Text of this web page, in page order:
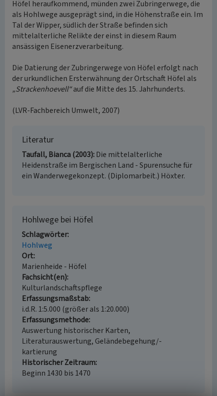
Höfel heraufkommend, münden zwei Zubringerwege, die
als Hohlwege ausgeprägt sind, in die Höhenstraße ein. Im
Tal der Wipper, südlich der Straße befinden sich
mittelalterliche Relikte der einst in diesem Raum
ansässigen Eisenerzverarbeitung.
Die Datierung der Zubringerwege von Höfel erfolgt nach
der urkundlichen Ersterwähnung der Ortschaft Höfel als
„Strackenhoevell“auf die Mitte des 15. Jahrhunderts.
(LVR-Fachbereich Umwelt, 2007)
Literatur
Taufall, Bianca (2003) Die mittelalterliche
Heidenstraße im Bergischen Land - Spurensuche für
ein Wanderwegekonzept. (Diplomarbeit.) Höxter.
Hohlwege bei Höfel
Schlagwörter
Hohlweg
Ort
Marienheide - Höfel
Fachsicht(en)
Kulturlandschaftspflege
Erfassungsmaßstab
i.d.R. 1:5.000 (größer als 1:20.000)
Erfassungsmethode
Auswertung historischer Karten,
Literaturauswertung, Geländebegehung/-
kartierung
Historischer Zeitraum
Beginn 1430 bis 1470